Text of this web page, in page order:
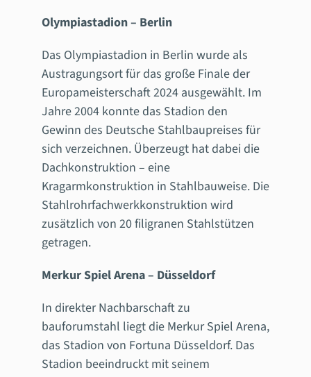
Olympiastadion – Berlin
Das Olympiastadion in Berlin wurde als
Austragungsort für das große Finale der
Europameisterschaft 2024 ausgewählt. Im
Jahre 2004 konnte das Stadion den
Gewinn des Deutsche Stahlbaupreises für
sich verzeichnen. Überzeugt hat dabei die
Dachkonstruktion – eine
Kragarmkonstruktion in Stahlbauweise. Die
Stahlrohrfachwerkkonstruktion wird
zusätzlich von 20 filigranen Stahlstützen
getragen.
Merkur Spiel Arena – Düsseldorf
In direkter Nachbarschaft zu
bauforumstahl liegt die Merkur Spiel Arena,
das Stadion von Fortuna Düsseldorf. Das
Stadion beeindruckt mit seinem